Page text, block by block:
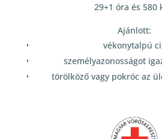
29+1 óra és 580
Ajánlott:
vékonytalpú
személyazonosságot
törölköző vagy pokróc az